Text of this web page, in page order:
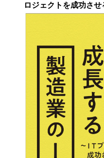
ロジェクトを成功さ